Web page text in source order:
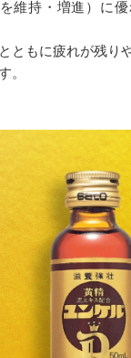
維持・増進）に
ともに疲れが残り
。